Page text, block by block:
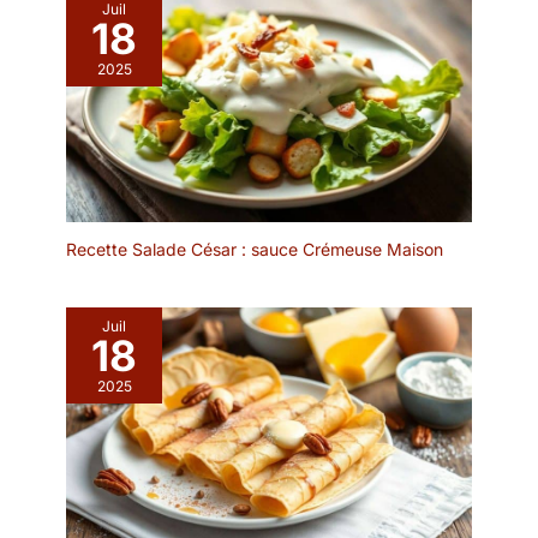
four indispensable pour
une cuisson à cœur sans
dessécher vos aliments.
SERVICE DU FOUR À LA
TABLE : MINI PLAT FOUR
DESIGN – Gagnez du
temps sur la vaisselle
avec ce concept
pratique. Le design
gratin rectangulaire
directement de la
cuisson au service.
Utilisez-le comme
cocotte individuelle four
pour garder vos
préparations bien
chaudes tout en
apportant une touche
"bistrot" authentique à
Juil
18
2025
Recette Salade César : sauce Crémeuse Maison
Juil
18
2025